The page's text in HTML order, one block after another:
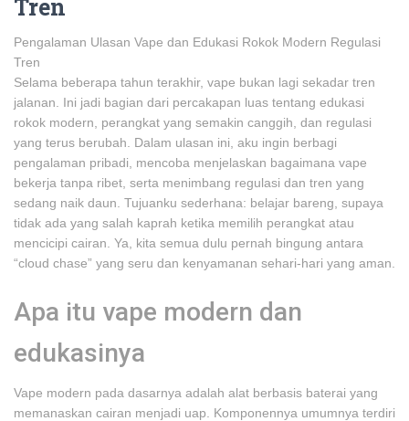
Tren
Pengalaman Ulasan Vape dan Edukasi Rokok Modern Regulasi
Tren
Selama beberapa tahun terakhir, vape bukan lagi sekadar tren
jalanan. Ini jadi bagian dari percakapan luas tentang edukasi
rokok modern, perangkat yang semakin canggih, dan regulasi
yang terus berubah. Dalam ulasan ini, aku ingin berbagi
pengalaman pribadi, mencoba menjelaskan bagaimana vape
bekerja tanpa ribet, serta menimbang regulasi dan tren yang
sedang naik daun. Tujuanku sederhana: belajar bareng, supaya
tidak ada yang salah kaprah ketika memilih perangkat atau
mencicipi cairan. Ya, kita semua dulu pernah bingung antara
“cloud chase” yang seru dan kenyamanan sehari-hari yang aman.
Apa itu vape modern dan
edukasinya
Vape modern pada dasarnya adalah alat berbasis baterai yang
memanaskan cairan menjadi uap. Komponennya umumnya terdiri